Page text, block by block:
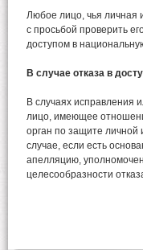
Любое лицо, чья личная
с просьбой проверить
доступом в
В случае отказа в
В случаях исправления
лицо, имеющее
орган по защите
случае, если есть
апелляцию,
целесообразности